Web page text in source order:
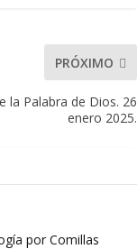
PRÓXIMO
la Palabra de Dios. 26
enero 2025.
por Comillas